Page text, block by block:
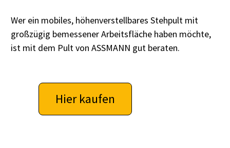
Wer ein mobiles, höhenverstellbares Stehpult mit
großzügig bemessener Arbeitsfläche haben möchte,
ist mit dem Pult von ASSMANN gut beraten.
Hier kaufen